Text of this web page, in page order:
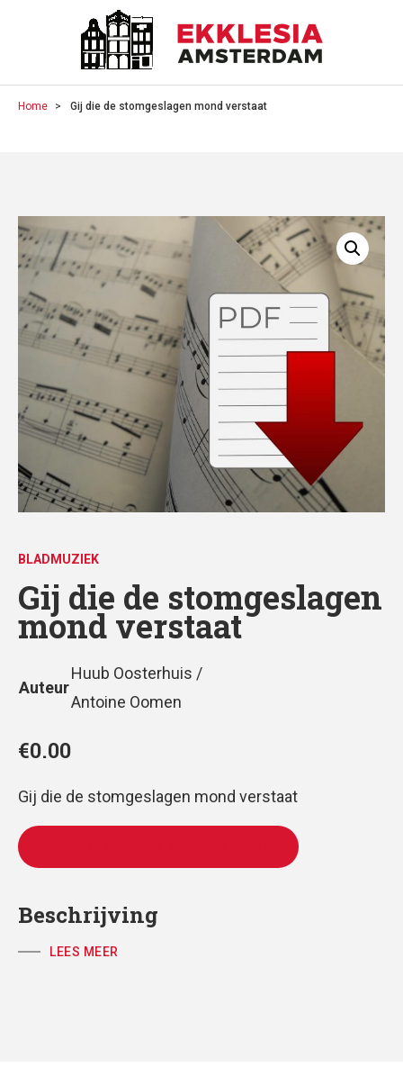
Home Gij die de stomgeslagen mond verstaat
BLADMUZIEK
Gij die de stomgeslagen
mond verstaat
Auteur
Huub Oosterhuis /
Antoine Oomen
€0.00
Gij die de stomgeslagen mond verstaat
Beschrijving
LEES MEER